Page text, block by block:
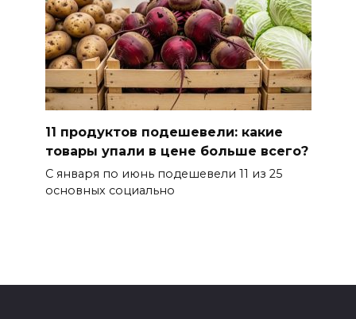
11 продуктов подешевели: какие
товары упали в цене больше всего?
С января по июнь подешевели 11 из 25
основных социально